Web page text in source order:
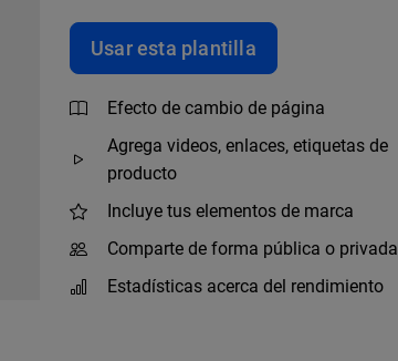
Usar esta plantilla
Efecto de cambio de página
Agrega videos, enlaces, etiquetas de
producto
Incluye tus elementos de marca
Comparte de forma pública o privada
Estadísticas acerca del rendimiento